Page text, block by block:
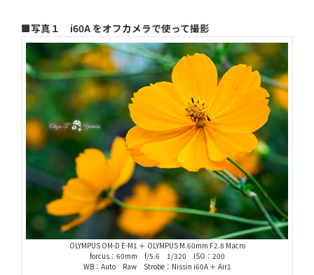
■写真１ i60A をオフカメラで使って撮影
OLYMPUS OM-D E-M1 ＋ OLYMPUS M.60mm F2.8 Macro
forcus：60mm f/5.6 1/320 ISO：200
WB：Auto Raw Strobe：Nissin i60A ＋ Air1